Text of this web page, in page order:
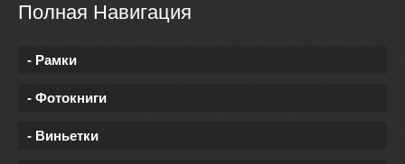
Полная Навигация
- Рамки
- Фотокниги
- Виньетки